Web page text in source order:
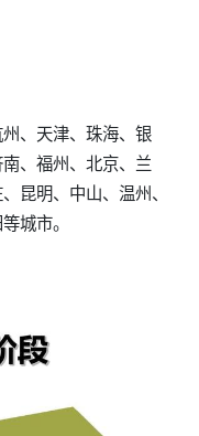
、天津、珠海、银
、福州、北京、兰
昆明、中山、温州、
城市。